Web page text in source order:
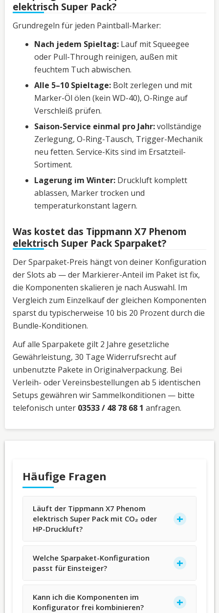
elektrisch Super Pack?
Grundregeln für jeden Paintball-Marker:
Nach jedem Spieltag: Lauf mit Squeegee
oder Pull-Through reinigen, außen mit
feuchtem Tuch abwischen.
Alle 5–10 Spieltage: Bolt zerlegen und mit
Marker-Öl ölen (kein WD-40), O-Ringe auf
Verschleiß prüfen.
Saison-Service einmal pro Jahr:vollständige
Zerlegung, O-Ring-Tausch, Trigger-Mechanik
neu fetten. Service-Kits sind im Ersatzteil-
Sortiment.
Lagerung im Winter: Druckluft komplett
ablassen, Marker trocken und
temperaturkonstant lagern.
Was kostet das Tippmann X7 Phenom
elektrisch Super Pack Sparpaket?
Der Sparpaket-Preis hängt von deiner Konfiguration
der Slots ab — der Markierer-Anteil im Paket ist fix,
die Komponenten skalieren je nach Auswahl. Im
Vergleich zum Einzelkauf der gleichen Komponenten
sparst du typischerweise 10 bis 20 Prozent durch die
Bundle-Konditionen.
Auf alle Sparpakete gilt 2 Jahre gesetzliche
Gewährleistung, 30 Tage Widerrufsrecht auf
unbenutzte Pakete in Originalverpackung. Bei
Verleih- oder Vereinsbestellungen ab 5 identischen
Setups gewähren wir Sammelkonditionen — bitte
telefonisch unter 03533 / 48 78 68 1 anfragen.
Häufige Fragen
Läuft der Tippmann X7 Phenom
elektrisch Super Pack mit CO₂ oder
HP-Druckluft?
Welche Sparpaket-Konfiguration
passt für Einsteiger?
Kann ich die Komponenten im
Konfigurator frei kombinieren?